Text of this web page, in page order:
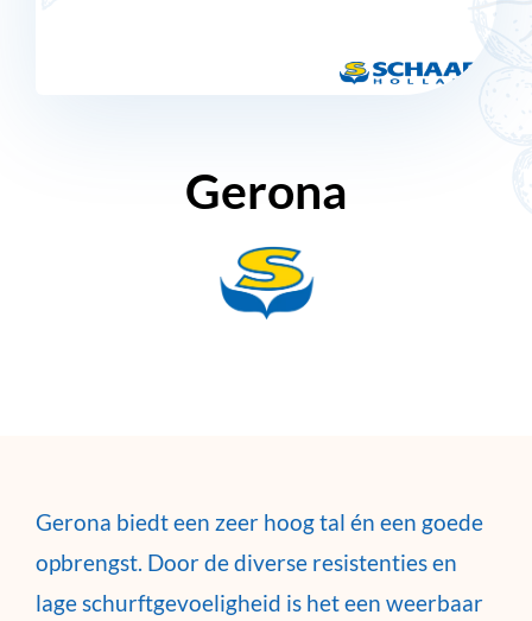
Gerona
Gerona biedt een zeer hoog tal én een goede
opbrengst. Door de diverse resistenties en
lage schurftgevoeligheid is het een weerbaar